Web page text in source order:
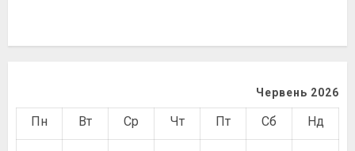
Червень 2026
Пн Вт Ср Чт Пт Сб Нд